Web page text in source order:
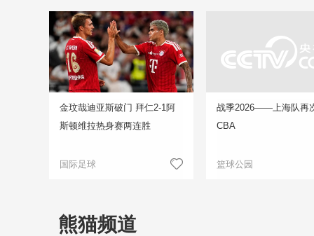
金玟哉迪亚斯破门 拜仁2-1阿
斯顿维拉热身赛两连胜
国际足球
战季2026——上海队再
CBA
篮球公园
熊猫频道